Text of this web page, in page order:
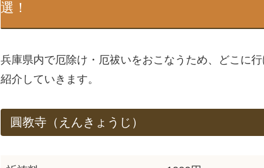
選！
兵庫県内で厄除け・厄祓いをおこなうため、どこに
紹介していきます。
圓教寺（えんきょうじ）